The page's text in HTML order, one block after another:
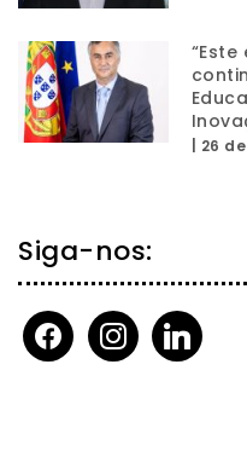
26
Siga-nos:
facebookinstagramlinkedin